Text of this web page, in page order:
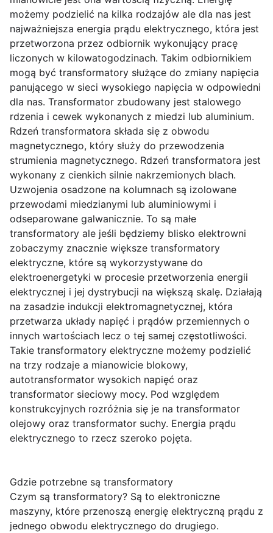
możemy podzielić na kilka rodzajów ale dla nas jest
najważniejsza energia prądu elektrycznego, która jest
przetworzona przez odbiornik wykonujący pracę
liczonych w kilowatogodzinach. Takim odbiornikiem
mogą być transformatory służące do zmiany napięcia
panującego w sieci wysokiego napięcia w odpowiedni
dla nas. Transformator zbudowany jest stalowego
rdzenia i cewek wykonanych z miedzi lub aluminium.
Rdzeń transformatora składa się z obwodu
magnetycznego, który służy do przewodzenia
strumienia magnetycznego. Rdzeń transformatora jest
wykonany z cienkich silnie nakrzemionych blach.
Uzwojenia osadzone na kolumnach są izolowane
przewodami miedzianymi lub aluminiowymi i
odseparowane galwanicznie. To są małe
transformatory ale jeśli będziemy blisko elektrowni
zobaczymy znacznie większe transformatory
elektryczne, które są wykorzystywane do
elektroenergetyki w procesie przetworzenia energii
elektrycznej i jej dystrybucji na większą skalę. Działają
na zasadzie indukcji elektromagnetycznej, która
przetwarza układy napięć i prądów przemiennych o
innych wartościach lecz o tej samej częstotliwości.
Takie transformatory elektryczne możemy podzielić
na trzy rodzaje a mianowicie blokowy,
autotransformator wysokich napięć oraz
transformator sieciowy mocy. Pod względem
konstrukcyjnych rozróżnia się je na transformator
olejowy oraz transformator suchy. Energia prądu
elektrycznego to rzecz szeroko pojęta.
Gdzie potrzebne są transformatory
Czym są transformatory? Są to elektroniczne
maszyny, które przenoszą energię elektryczną prądu z
jednego obwodu elektrycznego do drugiego.